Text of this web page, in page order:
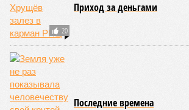
20
Приход за деньгами
Последние времена